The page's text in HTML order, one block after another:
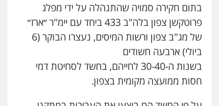
עו"ד שאדי כבהא
פלילי עורכי דין לענייני אסירים
משרד עורכי דין חן ברוך
0505078733
בתום חקירה סמויה שהתנהלה על ידי מפלג
פרוטקשן צפון בלה"ב 433 ביחד עם יימ"ר ״ארז״
של מג"ב צפון ורשות המיסים, נעצרו הבוקר (6
ביולי) ארבעה חשודים
בשנות ה-30-40 לחייהם, בחשד לסחיטת דמי
חסות ממועצה מקומית בצפון.